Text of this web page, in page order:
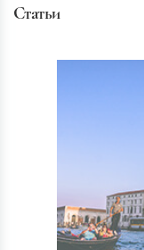
Статьи